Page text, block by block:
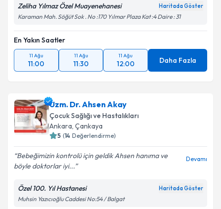
Zeliha Yılmaz Özel Muayenehanesi Haritada Göster
Karaman Mah. Söğüt Sok . No :170 Yılmar Plaza Kat :4 Daire : 31
En Yakın Saatler
11 Ağu
11:00
11 Ağu
11:30
11 Ağu
12:00 Daha Fazla
Uzm. Dr. Ahsen Akay
Çocuk Sağlığı ve Hastalıkları
Ankara, Çankaya
5 (14 Değerlendirme)
Bebeğimizin kontrolü için geldik Ahsen hanıma ve
böyle doktorlar iyi...
Devamı
Özel 100. Yıl Hastanesi Haritada Göster
Muhsin Yazıcıoğlu Caddesi No:54 / Balgat